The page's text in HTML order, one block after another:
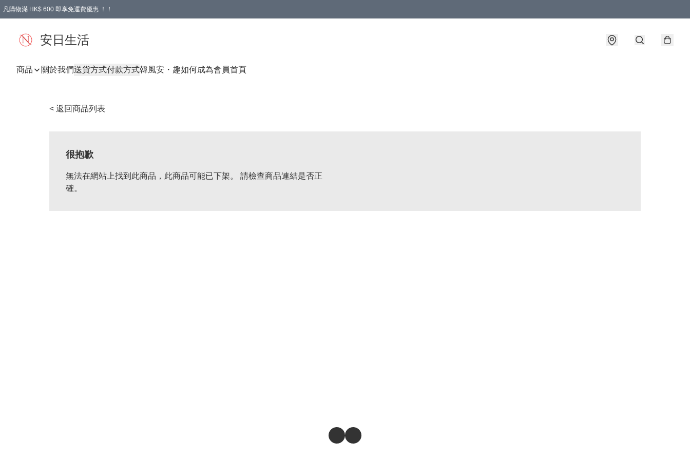
凡購物滿 HK$ 600 即享免運費優惠 ！！
安日生活
商品 關於我們送貨方式付款方式韓風安・趣如何成為會員首頁
< 返回商品列表
很抱歉
無法在網站上找到此商品，此商品可能已下架。 請檢查商品連結是否正
確。